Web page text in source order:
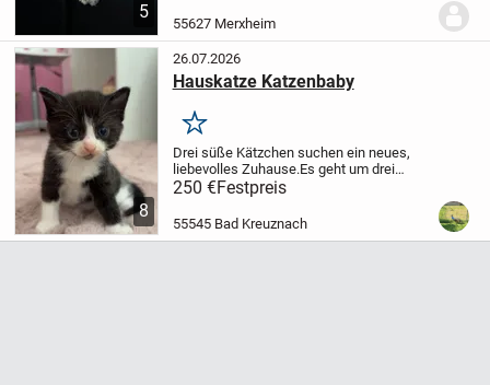
5
erwünscht / mehrfach Besuch möglich /
55627 Merxheim
8
26.07.2026
Hauskatze Katzenbaby
Merken
Drei süße Kätzchen suchen ein neues,
liebevolles Zuhause.Es geht um drei
männliche Katzen. Eine ist schwarz-weiß,
die andere weiß-grau und die dritte ist
komplett schwarz.Uns ist es wichtig,
dass die...
250 €Festpreis
55545 Bad Kreuznach